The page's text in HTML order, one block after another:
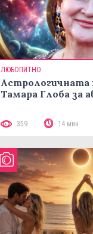
ЛЮБОПИТНО
Астрологичната
Тамара Глоба за
359 14 мин